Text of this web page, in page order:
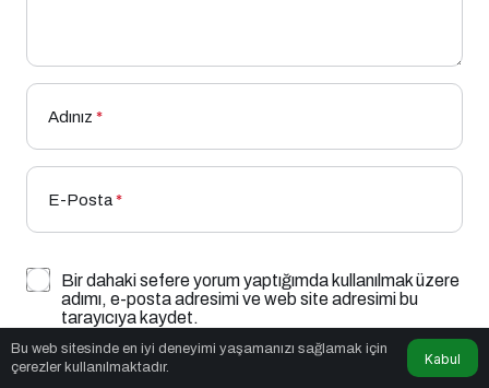
Adınız *
E-Posta*
Bir dahaki sefere yorum yaptığımda kullanılmak üzere
adımı, e-posta adresimi ve web site adresimi bu
tarayıcıya kaydet.
YORUM GÖNDER
Bu web sitesinde en iyi deneyimi yaşamanızı sağlamak için
çerezler kullanılmaktadır.
Kabul